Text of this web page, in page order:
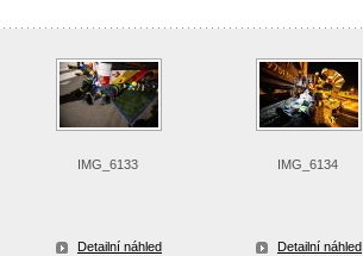
IMG_6133
Detailní náhled
IMG_6134
Detailní náhled